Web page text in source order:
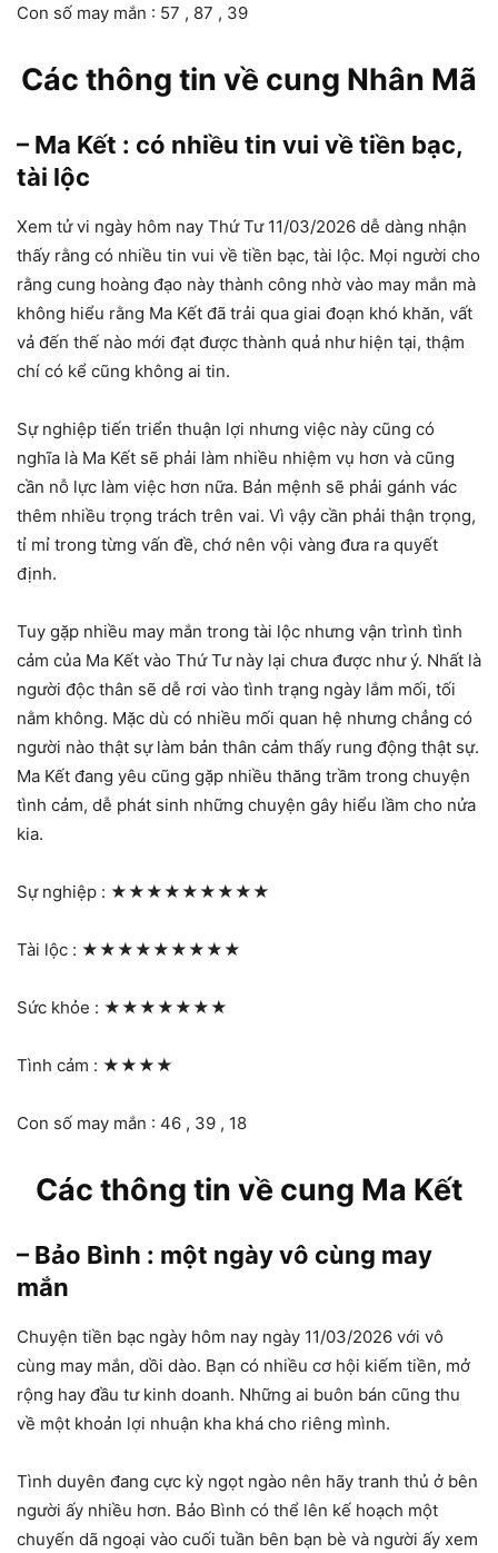
Con số may mắn : 57 , 87 , 39
Các thông tin về cung Nhân Mã
– Ma Kết : có nhiều tin vui về tiền bạc,
tài lộc
Xem tử vi ngày hôm nay Thứ Tư 11/03/2026 dễ dàng nhận
thấy rằng có nhiều tin vui về tiền bạc, tài lộc. Mọi người cho
rằng cung hoàng đạo này thành công nhờ vào may mắn mà
không hiểu rằng Ma Kết đã trải qua giai đoạn khó khăn, vất
vả đến thế nào mới đạt được thành quả như hiện tại, thậm
chí có kể cũng không ai tin.
Sự nghiệp tiến triển thuận lợi nhưng việc này cũng có
nghĩa là Ma Kết sẽ phải làm nhiều nhiệm vụ hơn và cũng
cần nỗ lực làm việc hơn nữa. Bản mệnh sẽ phải gánh vác
thêm nhiều trọng trách trên vai. Vì vậy cần phải thận trọng,
tỉ mỉ trong từng vấn đề, chớ nên vội vàng đưa ra quyết
định.
Tuy gặp nhiều may mắn trong tài lộc nhưng vận trình tình
cảm của Ma Kết vào Thứ Tư này lại chưa được như ý. Nhất là
người độc thân sẽ dễ rơi vào tình trạng ngày lắm mối, tối
nằm không. Mặc dù có nhiều mối quan hệ nhưng chẳng có
người nào thật sự làm bản thân cảm thấy rung động thật sự.
Ma Kết đang yêu cũng gặp nhiều thăng trầm trong chuyện
tình cảm, dễ phát sinh những chuyện gây hiểu lầm cho nửa
kia.
Sự nghiệp : ★★★★★★★★★
Tài lộc : ★★★★★★★★★
Sức khỏe : ★★★★★★★
Tình cảm : ★★★★
Con số may mắn : 46 , 39 , 18
Các thông tin về cung Ma Kết
– Bảo Bình : một ngày vô cùng may
mắn
Chuyện tiền bạc ngày hôm nay ngày 11/03/2026 với vô
cùng may mắn, dồi dào. Bạn có nhiều cơ hội kiếm tiền, mở
rộng hay đầu tư kinh doanh. Những ai buôn bán cũng thu
về một khoản lợi nhuận kha khá cho riêng mình.
Tình duyên đang cực kỳ ngọt ngào nên hãy tranh thủ ở bên
người ấy nhiều hơn. Bảo Bình có thể lên kế hoạch một
chuyến dã ngoại vào cuối tuần bên bạn bè và người ấy xem